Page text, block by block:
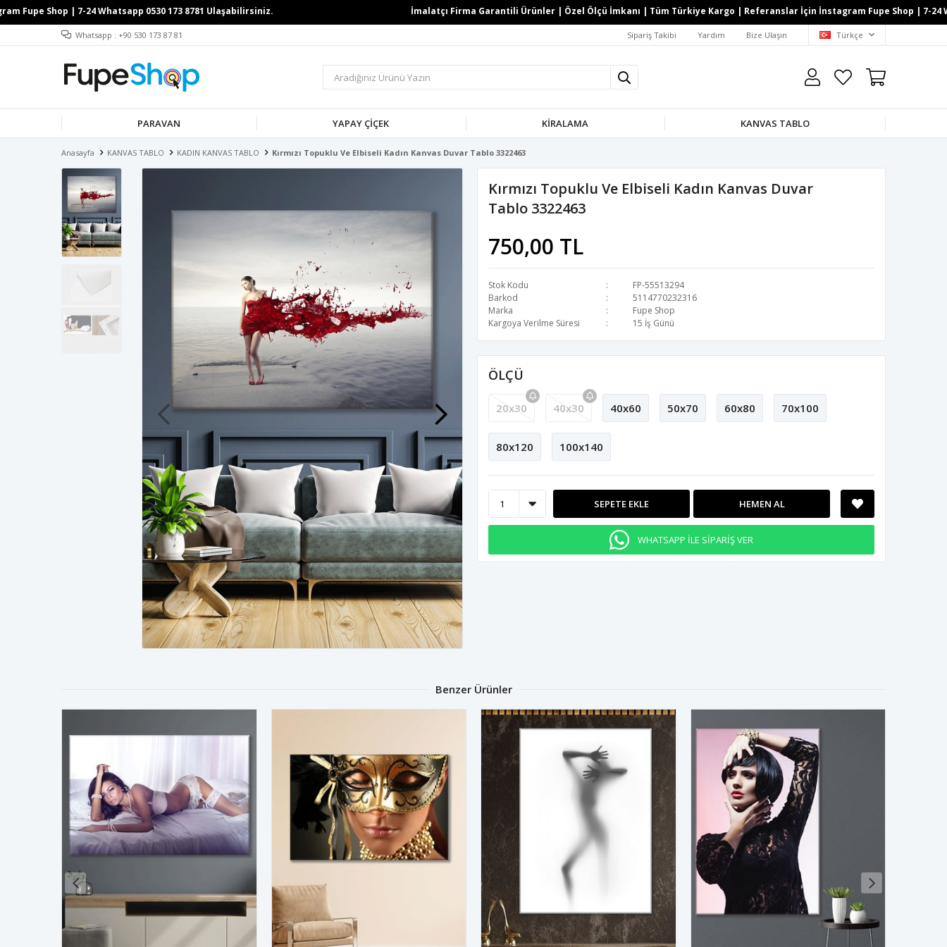
İmalatçı Firma Garantili Ürünler | Özel Ölçü İmkanı | Tüm Türkiye Kargo | Referanslar İçin İnstagram Fupe Shop | 7-24
Whatsapp : +90 530 173 87 81 Sipariş Takibi Yardım Bize Ulaşın Türkçe
PARAVAN YAPAY ÇİÇEK KİRALAMA KANVAS TABLO
Anasayfa KANVAS TABLO KADIN KANVAS TABLO Kırmızı Topuklu Ve Elbiseli Kadın Kanvas Duvar Tablo 3322463
Kırmızı Topuklu Ve Elbiseli Kadın Kanvas Duvar
Tablo 3322463
750,00 TL
Stok Kodu
FP-55513294
Barkod
5114770232316
Marka
Fupe Shop
Kargoya Verilme Süresi
15 İş Günü
ÖLÇÜ
20x30 40x30 40x60 50x70 60x80 70x100
80x120 100x140
SEPETE EKLE HEMEN AL
WHATSAPP İLE SİPARİŞ VER
Benzer Ürünler